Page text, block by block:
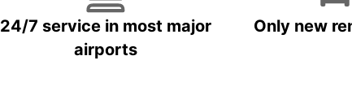
24/7 service in most major
airports
Only new